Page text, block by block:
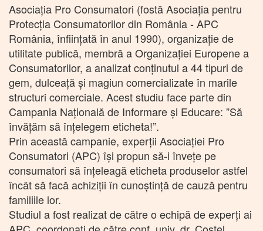
Asociația Pro Consumatori (fostă Asociaţia pentru
Protecţia Consumatorilor din România - APC
România, înfiinţată în anul 1990), organizaţie de
utilitate publică, membră a Organizației Europene a
Consumatorilor, a analizat conţinutul a 44 tipuri de
gem, dulceaţă şi magiun comercializate în marile
structuri comerciale. Acest studiu face parte din
Campania Națională de Informare și Educare: ”Să
învățăm să înțelegem eticheta!”.
Prin această campanie, experții Asociației Pro
Consumatori (APC) își propun să-i învețe pe
consumatori să înțeleagă eticheta produselor astfel
încât să facă achiziții în cunoștință de cauză pentru
familiile lor.
Studiul a fost realizat de către o echipă de experți ai